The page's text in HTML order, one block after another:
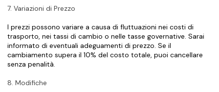
7. Variazioni di Prezzo
I prezzi possono variare a causa di fluttuazioni nei costi di
trasporto, nei tassi di cambio o nelle tasse governative. Sarai
informato di eventuali adeguamenti di prezzo. Se il
cambiamento supera il 10% del costo totale, puoi cancellare
senza penalità.
8. Modifiche